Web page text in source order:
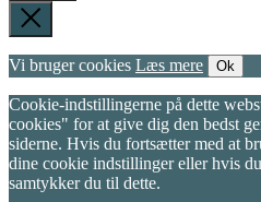
Vi bruger cookies Læs mere Ok
Cookie-indstillingerne på dette
cookies" for at give dig den bedst
siderne. Hvis du fortsætter med at
dine cookie indstillinger eller hvis
samtykker du til dette.